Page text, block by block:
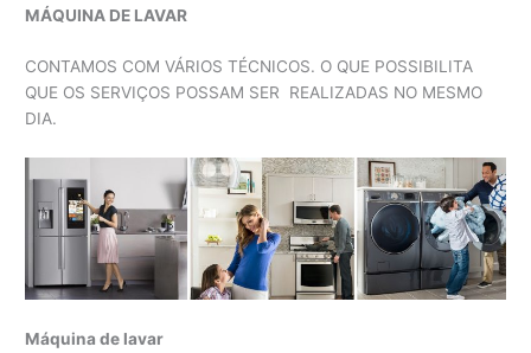
MÁQUINA DE LAVAR
CONTAMOS COM VÁRIOS TÉCNICOS. O QUE POSSIBILITA
QUE OS SERVIÇOS POSSAM SER REALIZADAS NO MESMO
DIA.
Máquina de lavar